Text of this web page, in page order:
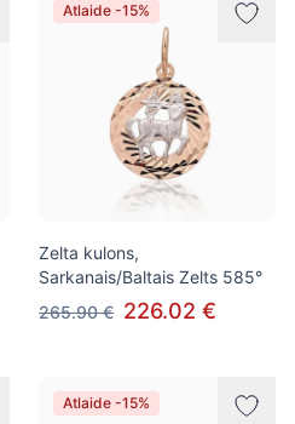
Atlaide -15%
Zelta kulons,
Sarkanais/Baltais Zelts 585°
265.90 € 226.02 €
Atlaide -15%